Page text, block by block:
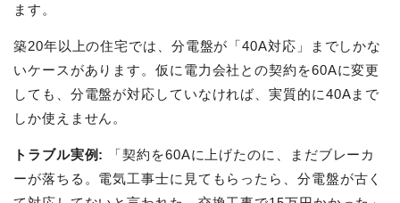
ます。
築20年以上の住宅では、分電盤が「40A対応」までしかな
いケースがあります。仮に電力会社との契約を60Aに変更
しても、分電盤が対応していなければ、実質的に40Aまで
しか使えません。
トラブル実例:
「契約を60Aに上げたのに、まだブレーカ
ーが落ちる。電気工事士に見てもらったら、分電盤が古く